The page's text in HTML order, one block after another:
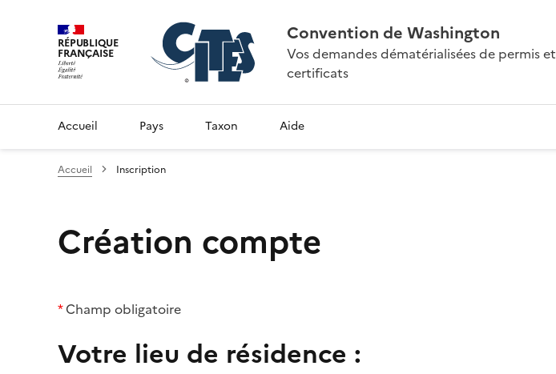
RÉPUBLIQUE
FRANÇAISE
Convention de Washington
Vos demandes dématérialisées de permis et
certificats
Accueil Pays Taxon Aide
Accueil Inscription
Création compte
*Champ obligatoire
Votre lieu de résidence :